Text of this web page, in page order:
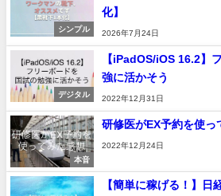
シンプル
化】
2026年7月24日
デジタル
【iPadOS/iOS 16.2】
強に活かそう
2022年12月31日
本音
研修医がEX予約を使っ
2022年12月24日
【簡単に稼げる！】日